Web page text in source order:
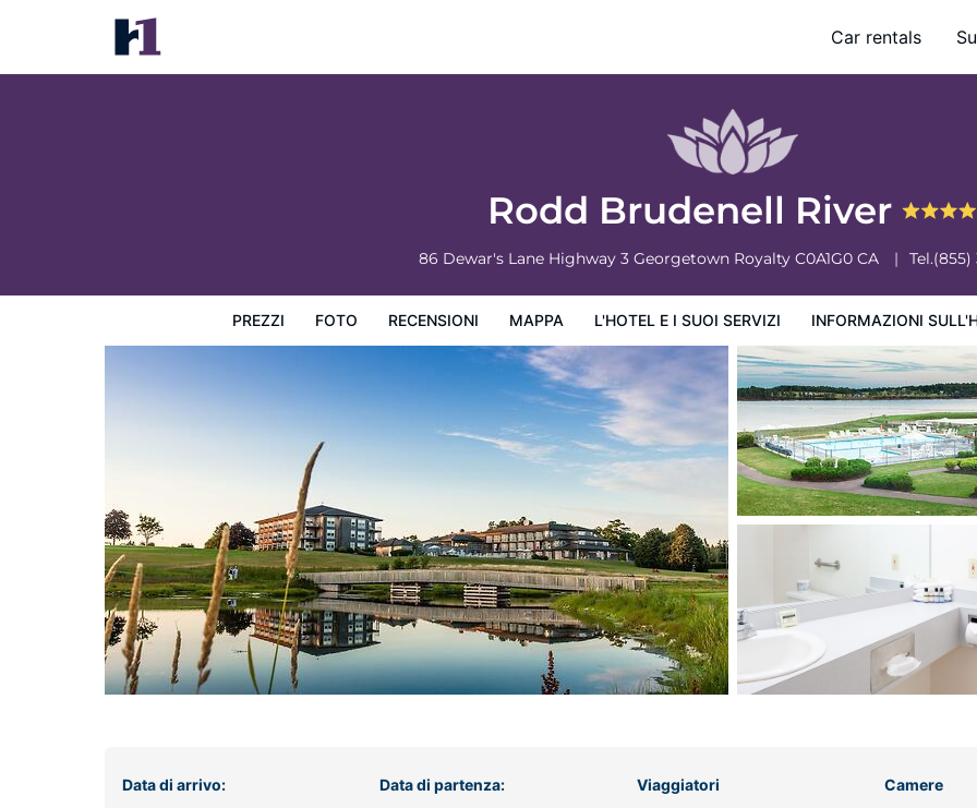
Car rentals
Rodd Brudenell River
86 Dewar's Lane Highway 3 Georgetown Royalty C0A1G0 CA Tel.(855)
PREZZI FOTO RECENSIONI MAPPA L'HOTEL E I SUOI SERVIZI INFORMAZIONI
Rodd Brudenell River
Prezzi Condizioni dell'hotel
Data di arrivo: Data di partenza: Viaggiatori Camere